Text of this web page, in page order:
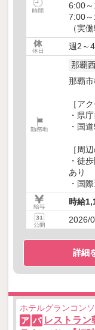
6:00
7:00
（実
週2～
那覇
那覇
［ア
・県
・国
［周
・徒
あり
・国
時給
2026/
詳細
ホテルグランコン
ア パ レストラン